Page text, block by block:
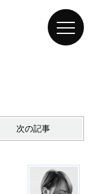
次の記事